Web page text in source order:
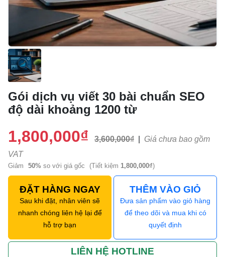
Gói dịch vụ viết 30 bài chuẩn SEO
độ dài khoảng 1200 từ
1,800,000₫ 3,600,000₫
Giá chưa bao gồm
VAT
Giảm 50% so với giá gốc (Tiết kiệm 1,800,000₫)
ĐẶT HÀNG NGAY
Sau khi đặt, nhân viên sẽ
nhanh chóng liên hệ lại để
hỗ trợ bạn
THÊM VÀO GIỎ
Đưa sản phẩm vào giỏ hàng
để theo dõi và mua khi có
quyết định
LIÊN HỆ HOTLINE